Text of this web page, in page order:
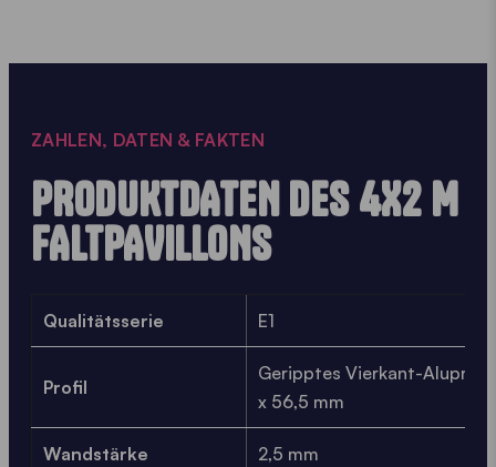
ZAHLEN, DATEN & FAKTEN
PRODUKTDATEN DES 4X2 M
FALTPAVILLONS
Qualitätsserie E1
Profil
Geripptes Vierkant-
x 56,5 mm
Wandstärke 2,5 mm